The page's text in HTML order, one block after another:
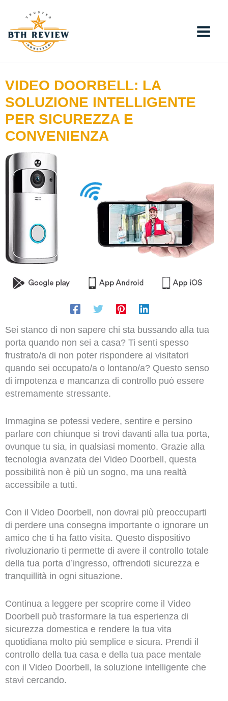
contenuto
VIDEO DOORBELL: LA
SOLUZIONE INTELLIGENTE
PER SICUREZZA E
CONVENIENZA
Sei stanco di non sapere chi sta bussando alla tua
porta quando non sei a casa? Ti senti spesso
frustrato/a di non poter rispondere ai visitatori
quando sei occupato/a o lontano/a? Questo senso
di impotenza e mancanza di controllo può essere
estremamente stressante.
Immagina se potessi vedere, sentire e persino
parlare con chiunque si trovi davanti alla tua porta,
ovunque tu sia, in qualsiasi momento. Grazie alla
tecnologia avanzata dei Video Doorbell, questa
possibilità non è più un sogno, ma una realtà
accessibile a tutti.
Con il Video Doorbell, non dovrai più preoccuparti
di perdere una consegna importante o ignorare un
amico che ti ha fatto visita. Questo dispositivo
rivoluzionario ti permette di avere il controllo totale
della tua porta d’ingresso, offrendoti sicurezza e
tranquillità in ogni situazione.
Continua a leggere per scoprire come il Video
Doorbell può trasformare la tua esperienza di
sicurezza domestica e rendere la tua vita
quotidiana molto più semplice e sicura. Prendi il
controllo della tua casa e della tua pace mentale
con il Video Doorbell, la soluzione intelligente che
stavi cercando.